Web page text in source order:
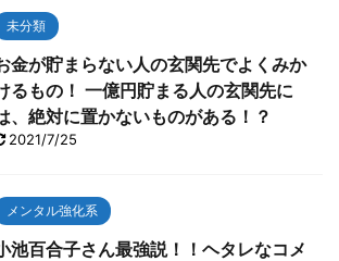
未分類
金が貯まらない人の玄関先でよくみか
るもの！ 一億円貯まる人の玄関先に
、絶対に置かないものがある！？
2021/7/25
メンタル強化系
池百合子さん最強説！！ヘタレなコメ